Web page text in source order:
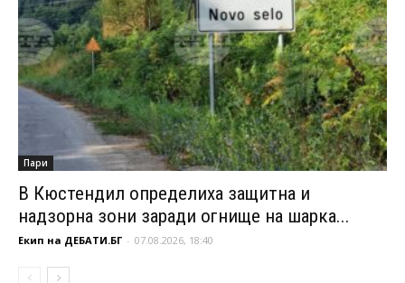
Пари
В Кюстендил определиха защитна и
надзорна зони заради огнище на шарка...
Екип на ДЕБАТИ.БГ - 07.08.2026, 18:40